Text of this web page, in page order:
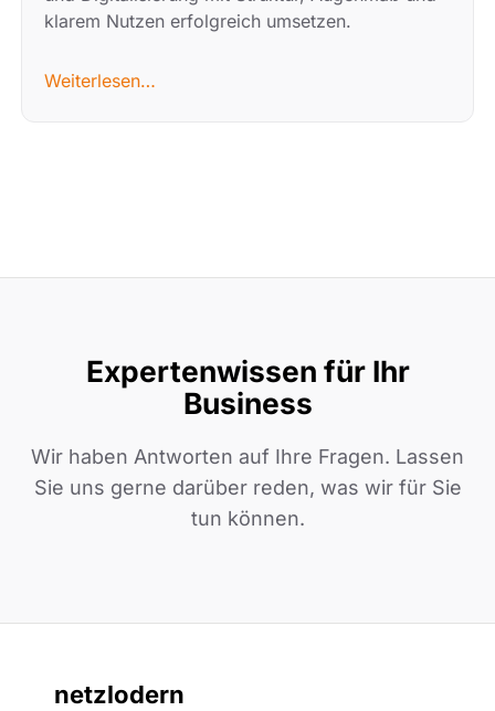
klarem Nutzen erfolgreich umsetzen.
Weiterlesen…
Expertenwissen für Ihr
Business
Wir haben Antworten auf Ihre Fragen. Lassen
Sie uns gerne darüber reden, was wir für Sie
tun können.
netzlodern